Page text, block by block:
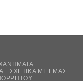
ΣΧΕΤΙΚΆ ΜΕ ΕΜΆΣ